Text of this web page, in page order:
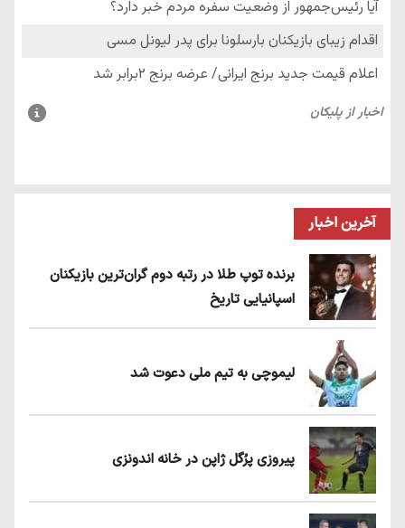
آخرین اخبار
برنده توپ طلا در رتبه دوم گران‌ترین بازیکنان
اسپانیایی تاریخ
لیموچی به تیم ملی دعوت شد
پیروزی پرُگل ژاپن در خانه اندونزی